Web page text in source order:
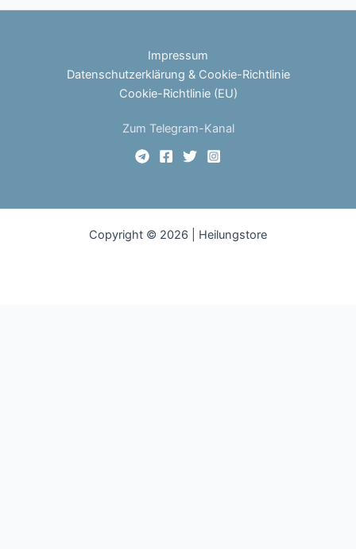
Impressum
Datenschutzerklärung & Cookie-Richtlinie
Cookie-Richtlinie (EU)
Zum Telegram-Kanal
Copyright © 2026 | Heilungstore